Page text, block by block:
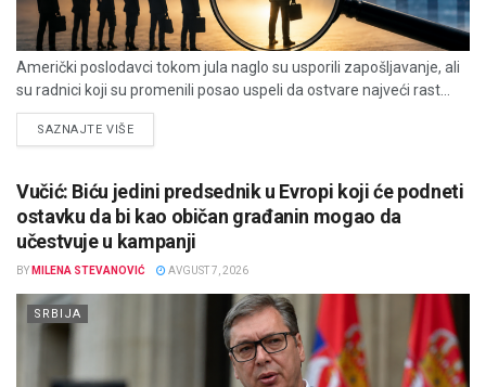
Američki poslodavci tokom jula naglo su usporili zapošljavanje, ali
su radnici koji su promenili posao uspeli da ostvare najveći rast...
SAZNAJTE VIŠEDETAILS
Vučić: Biću jedini predsednik u Evropi koji će podneti
ostavku da bi kao običan građanin mogao da
učestvuje u kampanji
BY MILENA STEVANOVIĆ AVGUST 7, 2026
SRBIJA